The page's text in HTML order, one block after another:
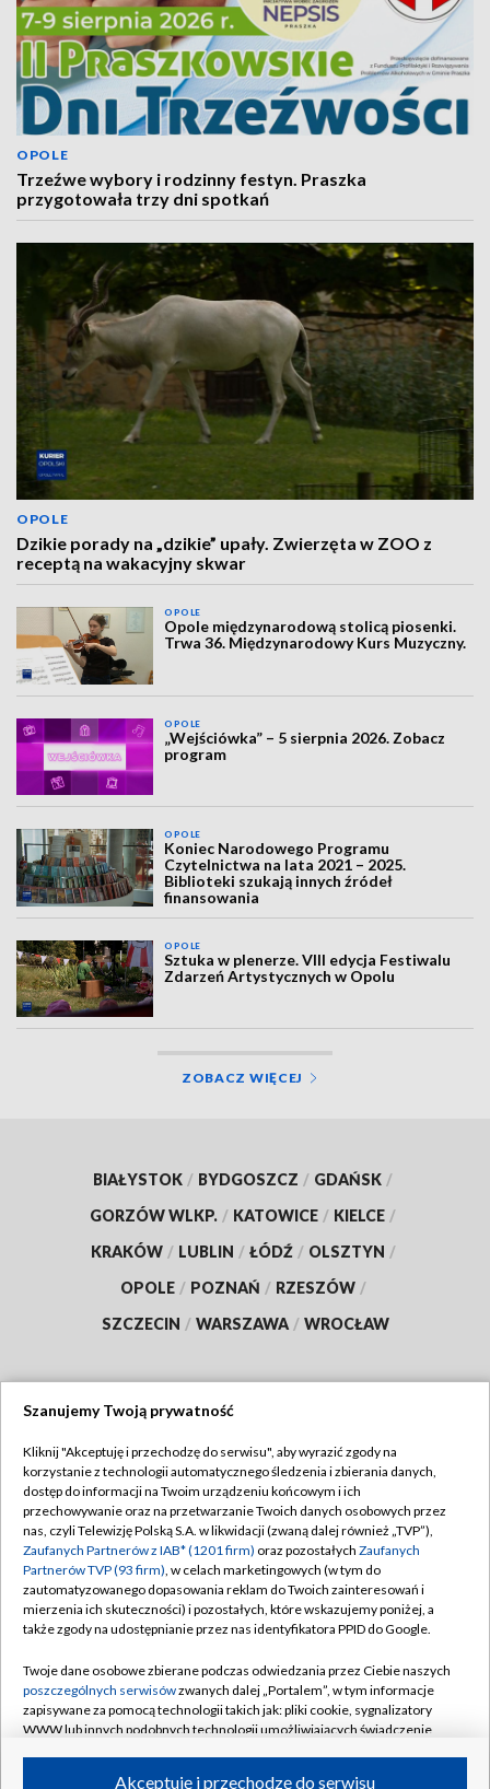
OPOLE
Trzeźwe wybory i rodzinny festyn. Praszka
przygotowała trzy dni spotkań
OPOLE
Dzikie porady na „dzikie” upały. Zwierzęta w ZOO z
receptą na wakacyjny skwar
OPOLE
Opole międzynarodową stolicą piosenki.
Trwa 36. Międzynarodowy Kurs Muzyczny.
OPOLE
„Wejściówka” – 5 sierpnia 2026. Zobacz
program
OPOLE
Koniec Narodowego Programu
Czytelnictwa na lata 2021 – 2025.
Biblioteki szukają innych źródeł
finansowania
OPOLE
Sztuka w plenerze. VIII edycja Festiwalu
Zdarzeń Artystycznych w Opolu
ZOBACZ WIĘCEJ
BIAŁYSTOK / BYDGOSZCZ / GDAŃSK /
GORZÓW WLKP. / KATOWICE / KIELCE /
KRAKÓW / LUBLIN / ŁÓDŹ / OLSZTYN /
OPOLE / POZNAŃ / RZESZÓW /
SZCZECIN / WARSZAWA / WROCŁAW
TVP
Abonament TVP
Emisja w TVP
Centrum informacji TVP
Naziemna Telewizja Cyfrowa
Rada Programowa
System NOS
Informacje o nadawcy
Regulamin TVP
Polityka prywatności
Moje zgody
Pomoc
Kontakt
Kanały
Szanujemy Twoją prywatność
Kliknij "Akceptuję i przechodzę do serwisu", aby wyrazić zgody na
korzystanie z technologii automatycznego śledzenia i zbierania danych,
dostęp do informacji na Twoim urządzeniu końcowym i ich
przechowywanie oraz na przetwarzanie Twoich danych osobowych przez
nas, czyli Telewizję Polską S.A. w likwidacji (zwaną dalej również „TVP”),
Zaufanych Partnerów z IAB* (1201 firm) oraz pozostałych Zaufanych
Partnerów TVP (93 firm), w celach marketingowych (w tym do
zautomatyzowanego dopasowania reklam do Twoich zainteresowań i
mierzenia ich skuteczności) i pozostałych, które wskazujemy poniżej, a
także zgody na udostępnianie przez nas identyfikatora PPID do Google.
Twoje dane osobowe zbierane podczas odwiedzania przez Ciebie naszych
poszczególnych serwisówzwanych dalej „Portalem”, w tym informacje
zapisywane za pomocą technologii takich jak: pliki cookie, sygnalizatory
WWW lub innych podobnych technologii umożliwiających świadczenie
Akceptuję i przechodzę do serwisu